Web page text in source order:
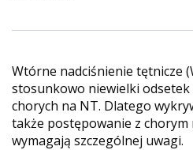
Wtórne nadciśnienie tętnicze
stosunkowo niewielki
chorych na NT. Dlatego
także postępowanie z
wymagają szczególnej uwagi.